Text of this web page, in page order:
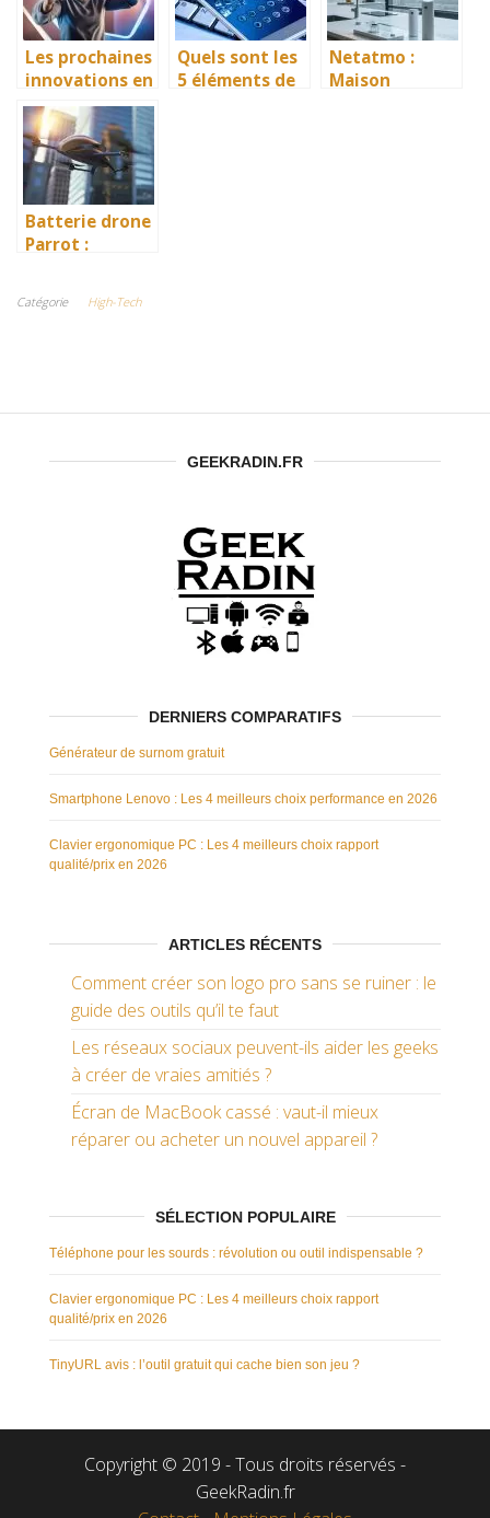
Thomson
Les prochaines
innovations en
matière de
réalité
virtuelle à
suivre de près
en 2026
Quels sont les
5 éléments de
Netatmo :
Maison
Batterie drone
Parrot :
prolonger sa
Catégorie High-Tech
GEEKRADIN.FR
DERNIERS COMPARATIFS
Générateur de surnom gratuit
Smartphone Lenovo : Les 4 meilleurs choix performance en 2026
Clavier ergonomique PC : Les 4 meilleurs choix rapport
qualité/prix en 2026
ARTICLES RÉCENTS
Comment créer son logo pro sans se ruiner : le
guide des outils qu’il te faut
Les réseaux sociaux peuvent-ils aider les geeks
à créer de vraies amitiés ?
Écran de MacBook cassé : vaut-il mieux
réparer ou acheter un nouvel appareil ?
SÉLECTION POPULAIRE
Téléphone pour les sourds : révolution ou outil indispensable ?
Clavier ergonomique PC : Les 4 meilleurs choix rapport
qualité/prix en 2026
TinyURL avis : l’outil gratuit qui cache bien son jeu ?
Copyright © 2019 - Tous droits réservés -
GeekRadin.fr